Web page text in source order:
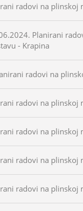
radovi na plinskoj
Planirani
- Krapina
radovi na
radovi na plinskoj
radovi na plinskoj
radovi na plinskoj
radovi na plinskoj